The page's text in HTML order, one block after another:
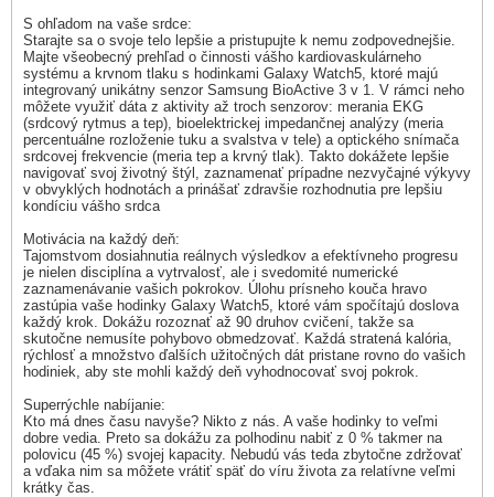
S ohľadom na vaše srdce:
Starajte sa o svoje telo lepšie a pristupujte k nemu zodpovednejšie.
Majte všeobecný prehľad o činnosti vášho kardiovaskulárneho
systému a krvnom tlaku s hodinkami Galaxy Watch5, ktoré majú
integrovaný unikátny senzor Samsung BioActive 3 v 1. V rámci neho
môžete využiť dáta z aktivity až troch senzorov: merania EKG
(srdcový rytmus a tep), bioelektrickej impedančnej analýzy (meria
percentuálne rozloženie tuku a svalstva v tele) a optického snímača
srdcovej frekvencie (meria tep a krvný tlak). Takto dokážete lepšie
navigovať svoj životný štýl, zaznamenať prípadne nezvyčajné výkyvy
v obvyklých hodnotách a prinášať zdravšie rozhodnutia pre lepšiu
kondíciu vášho srdca
Motivácia na každý deň:
Tajomstvom dosiahnutia reálnych výsledkov a efektívneho progresu
je nielen disciplína a vytrvalosť, ale i svedomité numerické
zaznamenávanie vašich pokrokov. Úlohu prísneho kouča hravo
zastúpia vaše hodinky Galaxy Watch5, ktoré vám spočítajú doslova
každý krok. Dokážu rozoznať až 90 druhov cvičení, takže sa
skutočne nemusíte pohybovo obmedzovať. Každá stratená kalória,
rýchlosť a množstvo ďalších užitočných dát pristane rovno do vašich
hodiniek, aby ste mohli každý deň vyhodnocovať svoj pokrok.
Superrýchle nabíjanie:
Kto má dnes času navyše? Nikto z nás. A vaše hodinky to veľmi
dobre vedia. Preto sa dokážu za polhodinu nabiť z 0 % takmer na
polovicu (45 %) svojej kapacity. Nebudú vás teda zbytočne zdržovať
a vďaka nim sa môžete vrátiť späť do víru života za relatívne veľmi
krátky čas.